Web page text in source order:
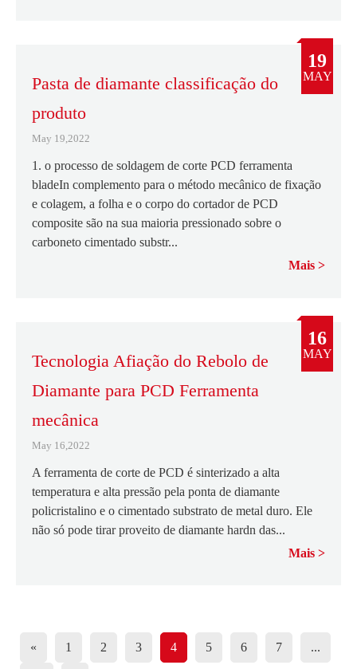
Pasta de diamante classificação do
produto
May 19,2022
1. o processo de soldagem de corte PCD ferramenta
bladeIn complemento para o método mecânico de fixação
e colagem, a folha e o corpo do cortador de PCD
composite são na sua maioria pressionado sobre o
carboneto cimentado substr...
Mais
19
MAY
Tecnologia Afiação do Rebolo de
Diamante para PCD Ferramenta
mecânica
May 16,2022
A ferramenta de corte de PCD é sinterizado a alta
temperatura e alta pressão pela ponta de diamante
policristalino e o cimentado substrato de metal duro. Ele
não só pode tirar proveito de diamante hardn das...
Mais
16
MAY
« 1 2 3 4 5 6 7 ...